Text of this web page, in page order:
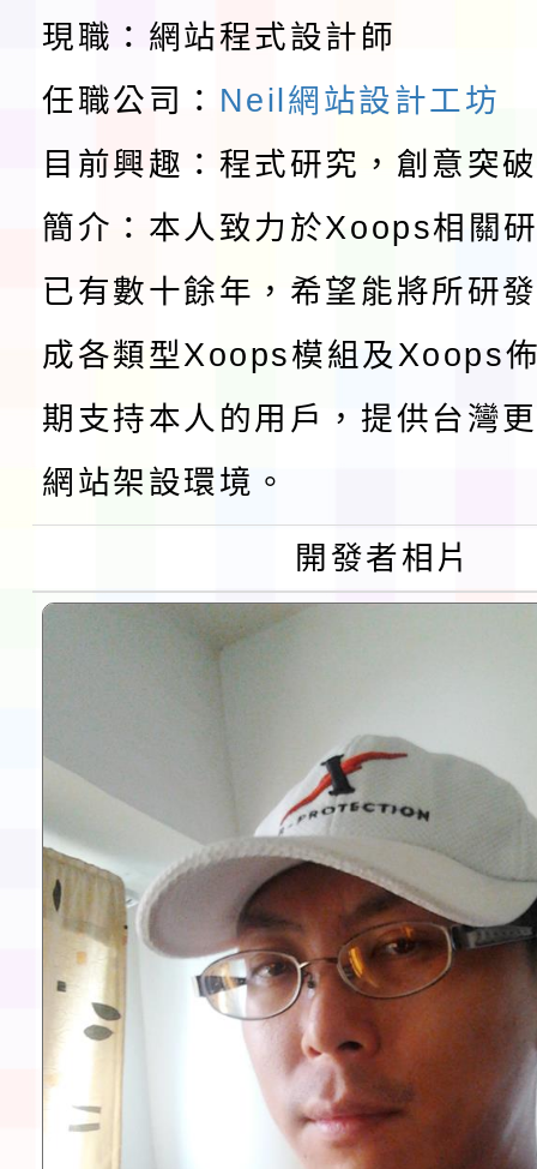
展演活動實施計畫」
請一案
教育部校安中心白海豚
報
淨零綠領人才培育課程
檢送桃園市115學年度
及師生本土語及新住民
實施要點各1份
115年食農教育專業人
程
函轉國家通訊傳播委員
鎮韌性（防空）演習－
「115年金融知識線上
法」
本校115學年度第1學
第3次招考代課鐘點教
告(不再辦理後續甄選)
檢送「桃園市115學年
賽實施要點」1份
本市「115學年度學生
程安排一案
「桃園市補助參觀特色
展演活動實施計畫」
請一案
現職：網站程式設計師
任職公司： Neil網站設計工坊
目前興趣：程式研究，創意突
簡介：本人致力於Xoops相關
已有數十餘年，希望能將所研
成各類型Xoops模組及Xoops
期支持本人的用戶，提供台灣
網站架設環境。
開發者相片